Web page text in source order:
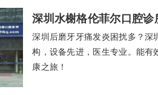
深圳后磨牙牙痛发炎困扰多？深
构，设备先进，医生专业。能有
康之旅！